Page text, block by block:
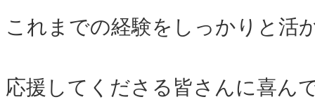
これまでの経験をしっかりと活
応援してくださる皆さんに喜ん